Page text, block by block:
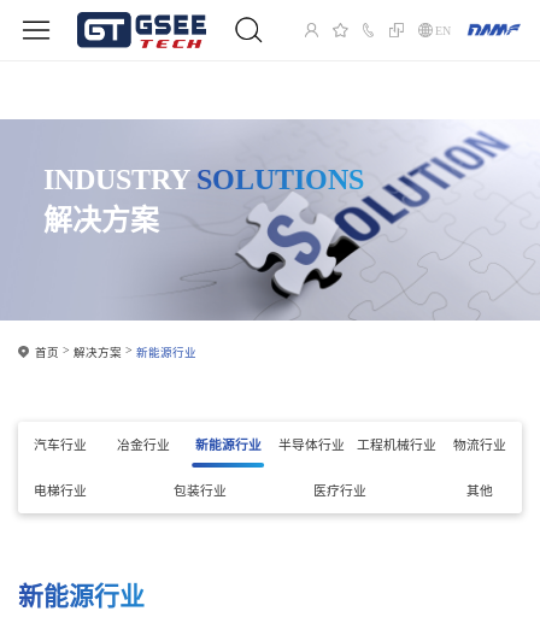
EN
INDUSTRY SOLUTIONS
解决方案
首页 解决方案 新能源行业
汽车行业 冶金行业 新能源行业 半导体行业 工程机械行业 物流行业
电梯行业 包装行业 医疗行业 其他
新能源行业